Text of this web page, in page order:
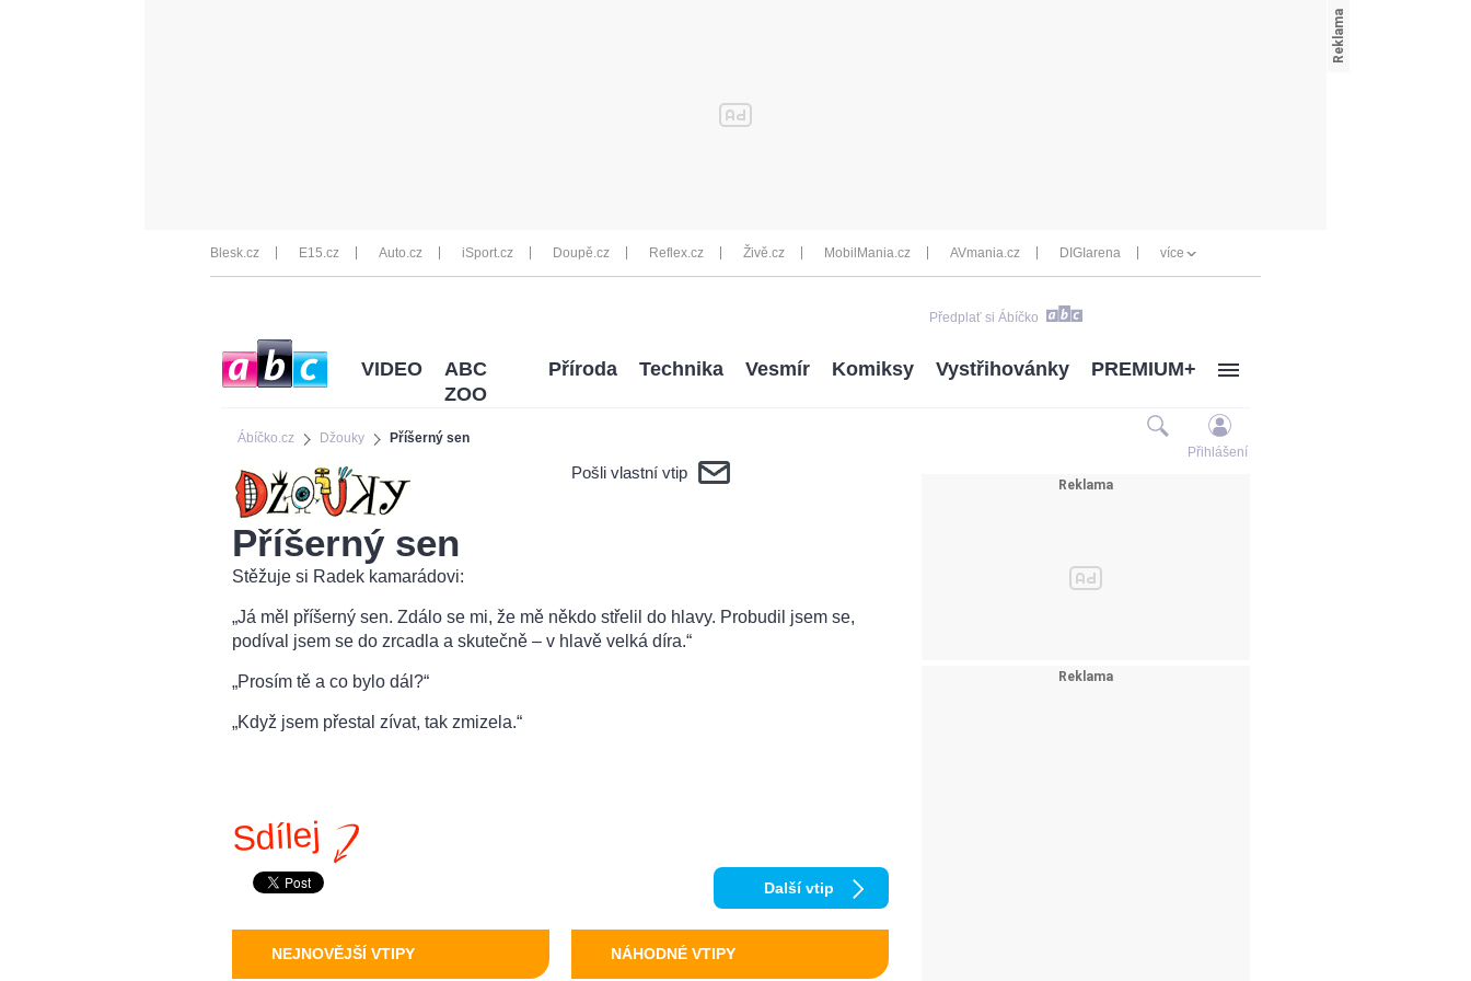
Blesk.cz E15.cz Auto.cz iSport.cz Doupě.cz Reflex.cz Živě.cz MobilMania.cz AVmania.cz DIGIarena více
Předplať si Ábíčko
Ábíčko.cz Džouky Příšerný sen
VIDEO
ABC
ZOO
Příroda Technika Vesmír Komiksy Vystřihovánky PREMIUM+
Přihlášení
Pošli vlastní vtip
Příšerný sen
Stěžuje si Radek kamarádovi:
„Já měl příšerný sen. Zdálo se mi, že mě někdo střelil do hlavy. Probudil jsem se,
podíval jsem se do zrcadla a skutečně – v hlavě velká díra.“
„Prosím tě a co bylo dál?“
„Když jsem přestal zívat, tak zmizela.“
Sdílej
Další vtip
NEJNOVĚJŠÍ VTIPY NÁHODNÉ VTIPY